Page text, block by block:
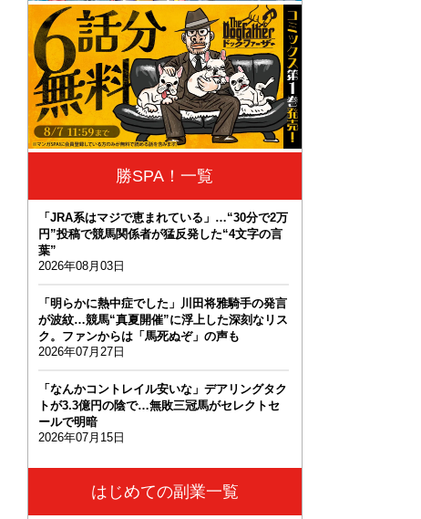
勝SPA！一覧
「JRA系はマジで恵まれている」…“30分で2万
円”投稿で競馬関係者が猛反発した“4文字の言
葉”
2026年08月03日
「明らかに熱中症でした」川田将雅騎手の発言
が波紋…競馬“真夏開催”に浮上した深刻なリス
ク。ファンからは「馬死ぬぞ」の声も
2026年07月27日
「なんかコントレイル安いな」デアリングタク
トが3.3億円の陰で…無敗三冠馬がセレクトセ
ールで明暗
2026年07月15日
はじめての副業一覧